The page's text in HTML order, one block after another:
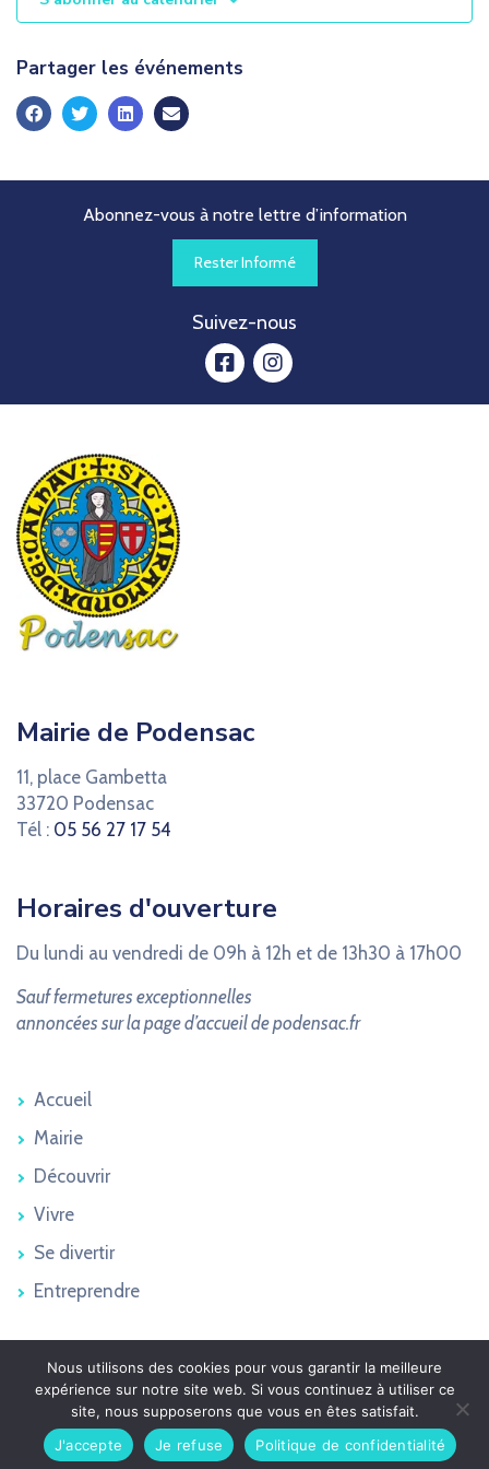
è
n
e
m
n
Partager les événements
Abonnez-vous à notre lettre d’information
Rester Informé
Suivez-nous
facebookinstagram
Mairie de Podensac
11, place Gambetta
33720 Podensac
Tél : 05 56 27 17 54
Horaires d'ouverture
Du lundi au vendredi de 09h à 12h et de 13h30 à 17h00
Sauf fermetures exceptionnelles
annoncées sur la page d’accueil de podensac.fr
Accueil
Mairie
Découvrir
Vivre
Se divertir
Entreprendre
Podensac 2026 © - Tous droits réservés
Plan du site
Mentions légales
Confidentialité
Site réalisé par WPCréations
Nous utilisons des cookies pour vous garantir la meilleure
expérience sur notre site web. Si vous continuez à utiliser ce
site, nous supposerons que vous en êtes satisfait.
J'accepte
Je refuse Politique de confidentialité